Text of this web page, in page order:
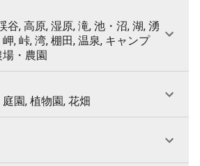
谷, 高原, 湿原, 滝, 池・沼, 湖, 湧
, 峠, 湾, 棚田, 温泉, キャンプ
場・農園
園, 植物園, 花畑